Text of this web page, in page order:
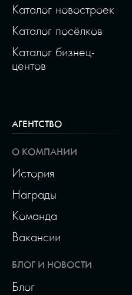
Каталог новостроек
Каталог посёлков
Каталог бизнец-
центов
АГЕНТСТВО
О КОМПАНИИ
История
Награды
Команда
Вакансии
БЛОГ И НОВОСТИ
Блог